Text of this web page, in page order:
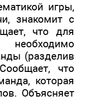
игры,
знакомит с
что для
(разделив
что
которая
Объясняет